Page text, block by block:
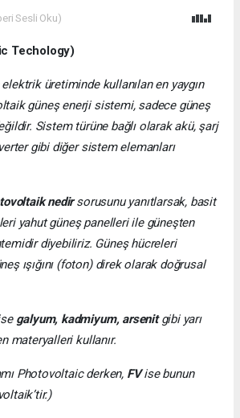
Sesli Oku)
Techology)
üretiminde kullanılan en yaygın
güneş enerji sistemi, sadece güneş
Sistem türüne bağlı olarak akü, şarj
gibi diğer sistem elemanları
nedirsorusunu yanıtlarsak, basit
yahut güneş panelleri ile güneşten
diyebiliriz. Güneş hücreleri
ışığını (foton) direk olarak doğrusal
galyum, kadmiyum, arsenitgibi yarı
materyalleri kullanır.
Photovoltaic derken, FVise bunun